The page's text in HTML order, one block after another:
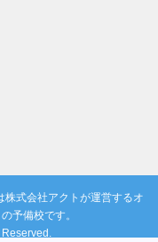
式会社アクトが運営するオ
予備校です。